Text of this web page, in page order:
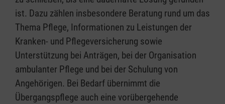
ist. Dazu zählen insbesondere Beratung rund um das
Thema Pflege, Informationen zu Leistungen der
Kranken- und Pflegeversicherung sowie
Unterstützung bei Anträgen, bei der Organisation
ambulanter Pflege und bei der Schulung von
Angehörigen. Bei Bedarf übernimmt die
Übergangspflege auch eine vorübergehende